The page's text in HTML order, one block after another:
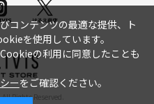
Rights Reserved.
コンテンツの最適な提供、ト
を使用しています。
の利用に同意したことも
ーをご確認ください。